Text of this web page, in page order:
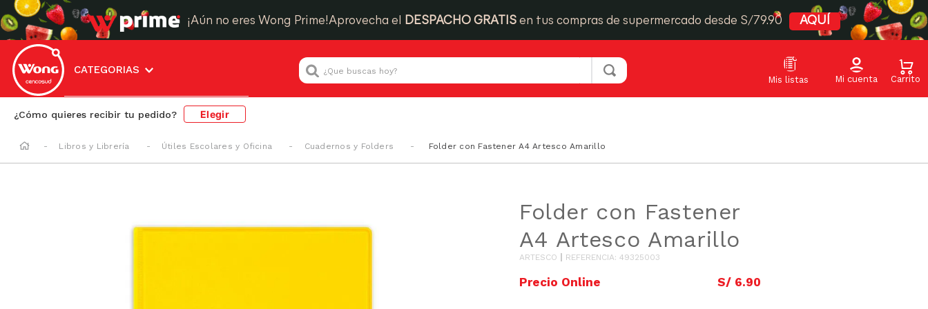
¡Aún no eres Wong Prime!Aprovecha el DESPACHO GRATIS en tus compras de supermercado desde S/79.90 AQUÍ
CATEGORIAS
¿Que buscas hoy?
¿Cómo quieres recibir tu pedido? Elegir
Libros y Librería Útiles Escolares y Oficina Cuadernos y Folders Folder con Fastener A4 Artesco Amarillo
Folder con Fastener
A4 Artesco Amarillo
ARTESCO REFERENCIA: 49325003
S/ 6.90